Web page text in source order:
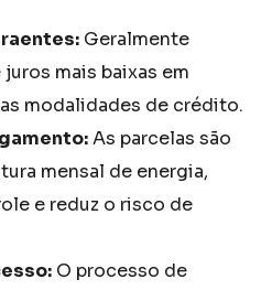
Geralmente
mais baixas em
modalidades de crédito.
As parcelas são
mensal de energia,
e reduz o risco de
O processo de